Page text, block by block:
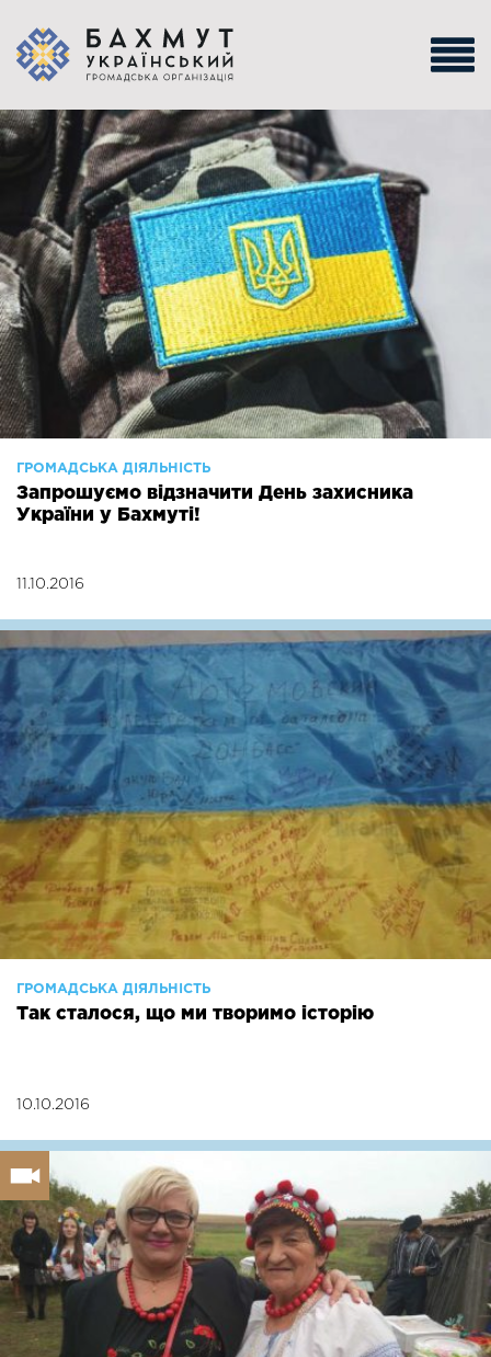
ГРОМАДСЬКА ДІЯЛЬНІСТЬ
Запрошуємо відзначити День захисника
України у Бахмуті!
11.10.2016
ГРОМАДСЬКА ДІЯЛЬНІСТЬ
Так сталося, що ми творимо історію
10.10.2016